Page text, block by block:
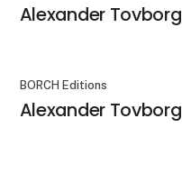
Alexander Tovborg
BORCH Editions
Alexander Tovborg